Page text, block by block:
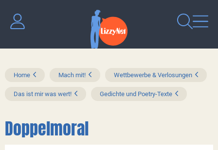
Home Mach mit! Wettbewerbe & Verlosungen
Das ist mir was wert! Gedichte und Poetry-Texte
Doppelmoral